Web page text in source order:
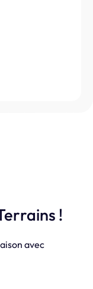
!
avec